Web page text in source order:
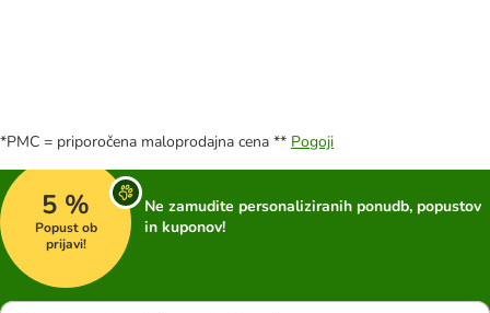
*PMC = priporočena maloprodajna cena ** Pogoji
5 %
Popust ob
prijavi!
Ne zamudite personaliziranih ponudb, popustov
in kuponov!